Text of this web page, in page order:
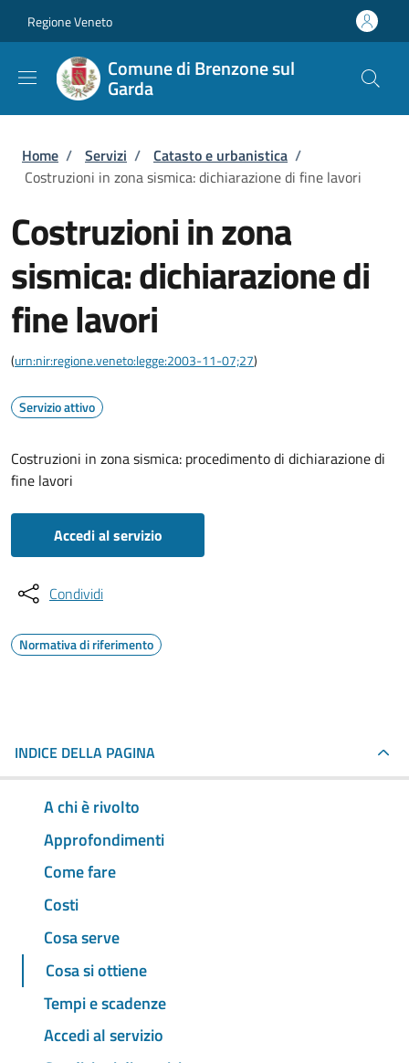
Regione Veneto
Comune di Brenzone sul
Garda
Briciole di pane
Home / Servizi / Catasto e urbanistica /
Costruzioni in zona sismica: dichiarazione di fine lavori
Costruzioni in zona
sismica: dichiarazione di
fine lavori
(urn:nir:regione.veneto:legge:2003-11-07;27)
Servizio attivo
Costruzioni in zona sismica: procedimento di dichiarazione di
fine lavori
Accedi al servizio
Condividi
Normativa di riferimento
INDICE DELLA PAGINA
A chi è rivolto
Approfondimenti
Come fare
Costi
Cosa serve
Cosa si ottiene
Tempi e scadenze
Accedi al servizio